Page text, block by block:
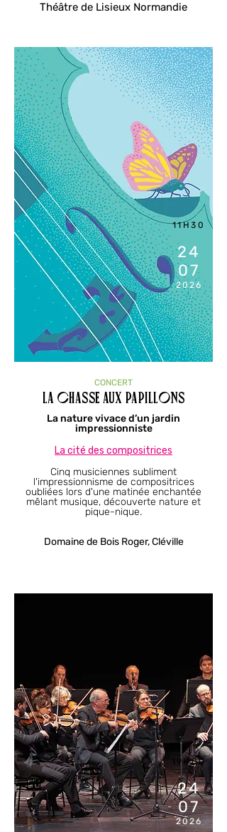
Théâtre de Lisieux Normandie
11H30
24
07
2026
CONCERT
La Chasse aux Papillons
La nature vivace d’un jardin
impressionniste
La cité des compositrices
Cinq musiciennes subliment
l'impressionnisme de compositrices
oubliées lors d'une matinée enchantée
mêlant musique, découverte nature et
pique-nique.
Domaine de Bois Roger, Cléville
19H00
24
07
2026